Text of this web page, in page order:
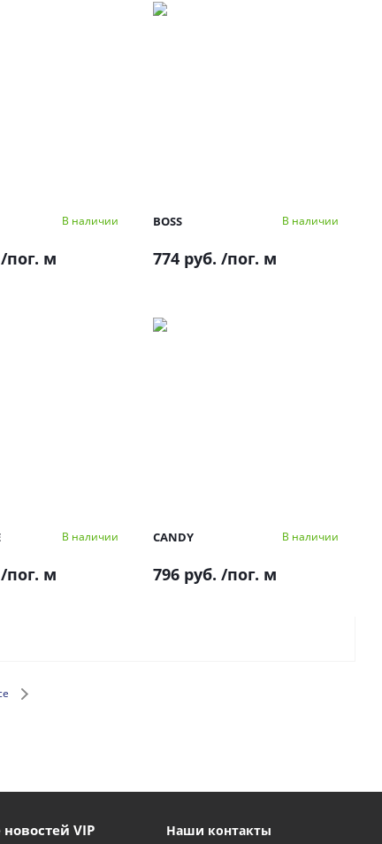
В наличии
/пог. м
BOSS В наличии
774 руб. /пог. м
В наличии
/пог. м
CANDY В наличии
796 руб. /пог. м
новостей VIP
Наши контакты